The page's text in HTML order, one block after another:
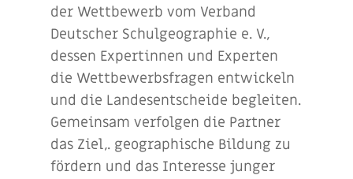
der Wettbewerb vom Verband
Deutscher Schulgeographie e. V.,
dessen Expertinnen und Experten
die Wettbewerbsfragen entwickeln
und die Landesentscheide begleiten.
Gemeinsam verfolgen die Partner
das Ziel,. geographische Bildung zu
fördern und das Interesse junger